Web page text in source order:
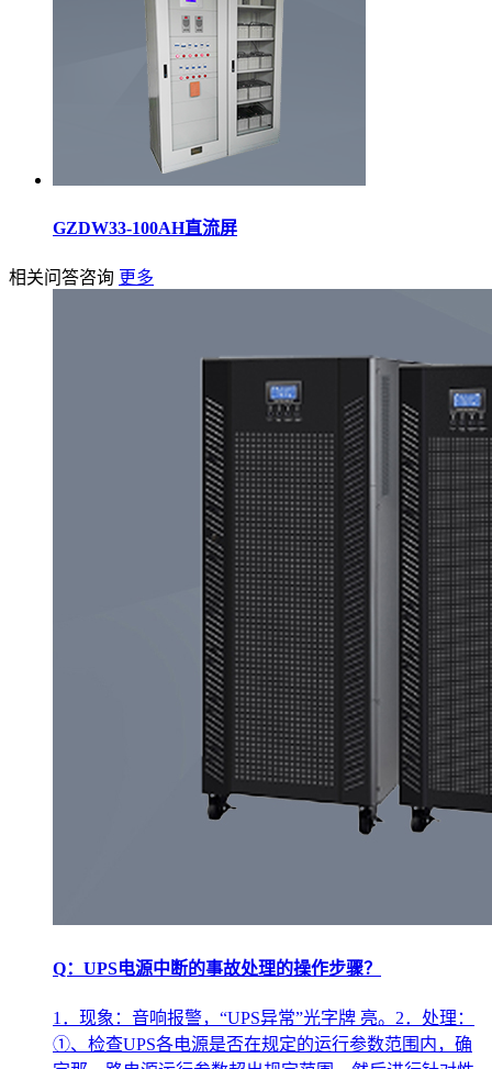
GZDW33-100AH直流屏
相关问答咨询 更多
Q：UPS电源中断的事故处理的操作步骤？
1．现象：音响报警，“UPS异常”光字牌 亮。2．处理：
①、检查UPS各电源是否在规定的运行参数范围内，确